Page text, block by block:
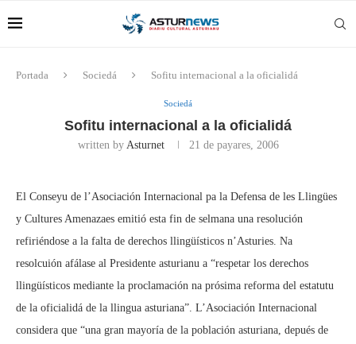
Portada Sociedá Sofitu internacional a la oficialidá
Sociedá
Sofitu internacional a la oficialidá
written by Asturnet 21 de payares, 2006
El Conseyu de l’Asociación Internacional pa la Defensa de les Llingües
y Cultures Amenazaes emitió esta fin de selmana una resolución
refiriéndose a la falta de derechos llingüísticos n’Asturies. Na
resolcuión afálase al Presidente asturianu a “respetar los derechos
llingüísticos mediante la proclamación na prósima reforma del estatutu
de la oficialidá de la llingua asturiana”. L’Asociación Internacional
considera que “una gran mayoría de la población asturiana, depués de